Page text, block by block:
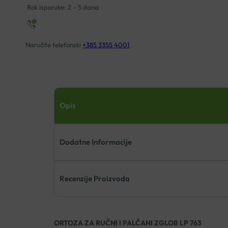
količina
Rok isporuke: 2 – 5 dana
Naručite telefonski +385 3355 4001
Opis
Dodatne Informacije
Recenzije Proizvoda
ORTOZA ZA RUČNI I PALČANI ZGLOB LP 763